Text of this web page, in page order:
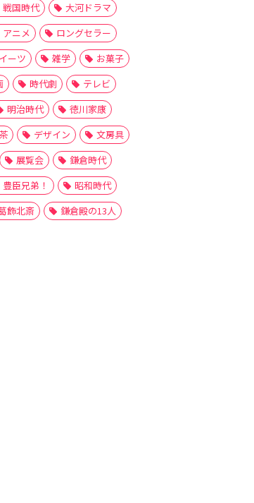
戦国時代
大河ドラマ
アニメ
ロングセラー
ーツ 雑学
お菓子
時代劇
テレビ
明治時代
徳川家康
デザイン
文房具
展覧会
鎌倉時代
豊臣兄弟！
昭和時代
飾北斎 鎌倉殿の13人